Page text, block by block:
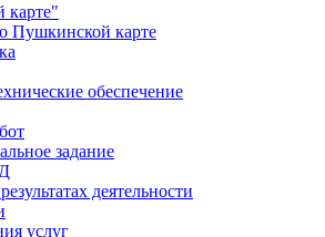
Пушкинской карте
обеспечение
задание
деятельности
услуг